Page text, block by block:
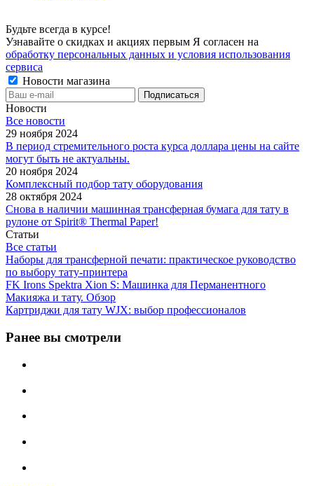
Будьте всегда в курсе!
Узнавайте о скидках и акциях первым Я согласен на
обработку персональных данных и условия использования
сервиса
Новости магазина
Новости
Все новости
29 ноября 2024
В период стремительного роста курса доллара цены на сайте
могут быть не актуальны.
20 ноября 2024
Комплексный подбор тату оборудования
28 октября 2024
Снова в наличии машинная трансферная бумага для тату в
рулоне от Spirit® Thermal Paper!
Статьи
Все статьи
Наборы для трансферной печати: практическое руководство
по выбору тату‑принтера
FK Irons Spektra Xion S: Машинка для Перманентного
Макияжа и тату. Обзор
Картриджи для тату WJX: выбор профессионалов
Ранее вы смотрели